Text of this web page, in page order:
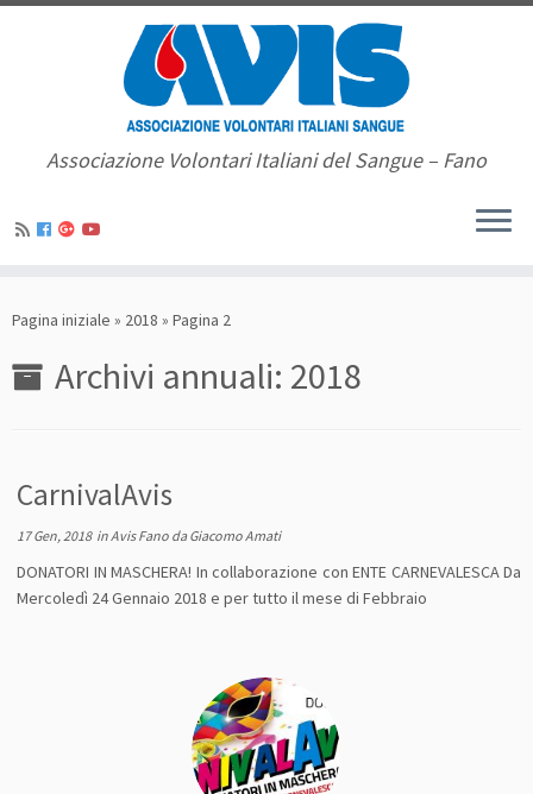
Associazione Volontari Italiani del Sangue – Fano
Pagina iniziale » 2018 » Pagina 2
Archivi annuali: 2018
CarnivalAvis
17 Gen, 2018inAvis Fano daGiacomo Amati
DONATORI IN MASCHERA! In collaborazione con ENTE CARNEVALESCA Da
Mercoledì 24 Gennaio 2018 e per tutto il mese di Febbraio